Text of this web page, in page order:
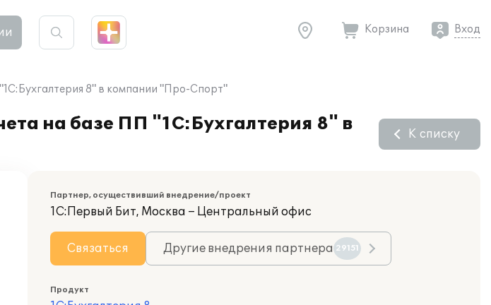
Корзина Вход
8" в компании "Про-Спорт"
на базе ПП "1С:Бухгалтерия 8" в
К списку
Партнер, осуществивший внедрение/проект
1С:Первый Бит, Москва – Центральный офис
Связаться Другие внедрения партнера 29151
Продукт